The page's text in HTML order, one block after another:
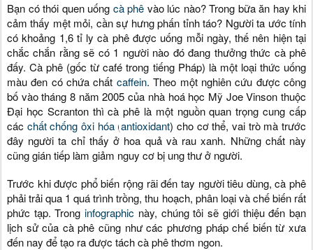
Bạn có thói quen uống cà phê vào lúc nào? Trong bữa ăn hay khi
cảm thấy mệt mỏi, cần sự hưng phấn tỉnh táo? Người ta ước tính
có khoảng 1,6 tỉ ly cà phê được uống mỗi ngày, thế nên hiện tại
chắc chắn rằng sẽ có 1 người nào đó đang thưởng thức cà phê
đấy. Cà phê (gốc từ café trong tiếng Pháp) là một loại thức uống
màu đen có chứa chất caffein. Theo một nghiên cứu được công
bố vào tháng 8 năm 2005 của nhà hoá học Mỹ Joe Vinson thuộc
Đại học Scranton thì cà phê là một nguồn quan trọng cung cấp
các chất chống ôxi hóa(antioxidant) cho cơ thể, vai trò mà trước
đây người ta chỉ thấy ở hoa quả và rau xanh. Những chất này
cũng gián tiếp làm giảm nguy cơ bị ung thư ở người.
Trước khi được phổ biến rộng rãi đến tay người tiêu dùng, cà phê
phải trải qua 1 quá trình trồng, thu hoạch, phân loại và chế biến rất
phức tạp. Tronginfographic này, chúng tôi sẽ giới thiệu đến bạn
lịch sử của cà phê cũng như các phương pháp chế biến từ xưa
đến nay để tạo ra được tách cà phê thơm ngon.